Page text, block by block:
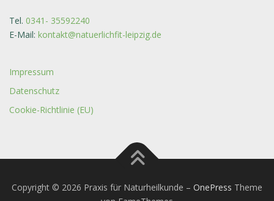
Tel. 0341- 35592240
E-Mail: kontakt@natuerlichfit-leipzig.de
Impressum
Datenschutz
Cookie-Richtlinie (EU)
Copyright © 2026 Praxis für Naturheilkunde – OnePress Theme